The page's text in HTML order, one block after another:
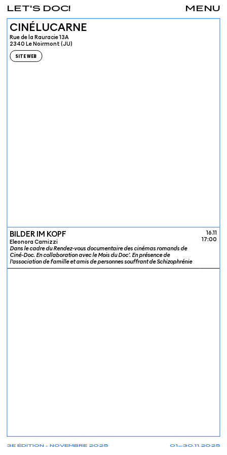
01—30.11.2025
3E ÉDITION - NOVEMBRE 2025
MENU
LET'S DOC!
CINÉLUCARNE
Rue de la Rauracie 13A
2340 Le Noirmont (JU)
SITE WEB
BILDER IM KOPF
Eleonora Camizzi
Dans le cadre du Rendez-vous documentaire des cinémas romands de
Ciné-Doc. En collaboration avec le Mois du Doc’. En présence de
l'association de famille et amis de personnes souffrant de Schizophrénie
16.11
17:00